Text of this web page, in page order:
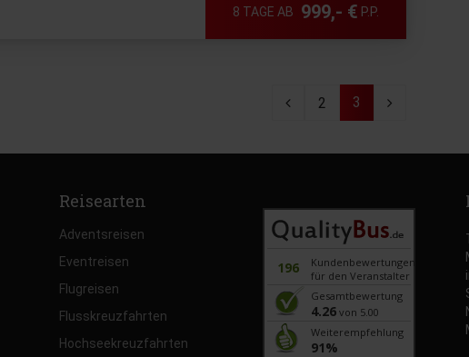
8 TAGE AB 999,- € P.P.
2 3
Reisearten
Adventsreisen
Eventreisen
Flugreisen
Flusskreuzfahrten
Hochseekreuzfahrten
196
Kundenbewertungen
für den Veranstalter
Gesamtbewertung
4.26von 5.00
Weiterempfehlung
91%